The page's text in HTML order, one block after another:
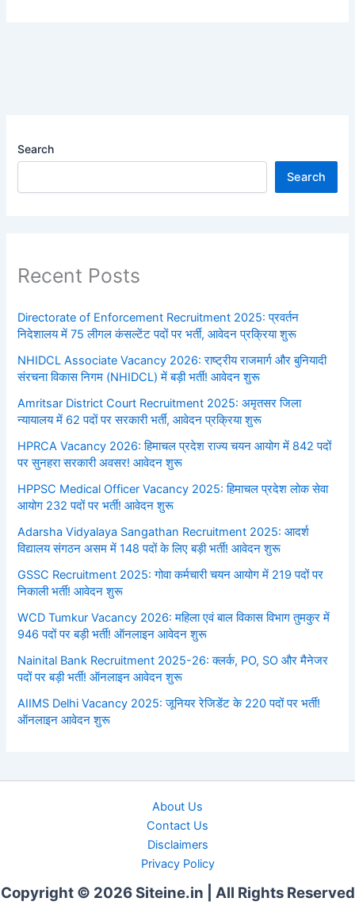
Search
Search
Recent Posts
Directorate of Enforcement Recruitment 2025: प्रवर्तन
निदेशालय में 75 लीगल कंसल्टेंट पदों पर भर्ती, आवेदन प्रक्रिया शुरू
NHIDCL Associate Vacancy 2026: राष्ट्रीय राजमार्ग और बुनियादी
संरचना विकास निगम (NHIDCL) में बड़ी भर्ती! आवेदन शुरू
Amritsar District Court Recruitment 2025: अमृतसर जिला
न्यायालय में 62 पदों पर सरकारी भर्ती, आवेदन प्रक्रिया शुरू
HPRCA Vacancy 2026: हिमाचल प्रदेश राज्य चयन आयोग में 842 पदों
पर सुनहरा सरकारी अवसर! आवेदन शुरू
HPPSC Medical Officer Vacancy 2025: हिमाचल प्रदेश लोक सेवा
आयोग 232 पदों पर भर्ती! आवेदन शुरू
Adarsha Vidyalaya Sangathan Recruitment 2025: आदर्श
विद्यालय संगठन असम में 148 पदों के लिए बड़ी भर्ती! आवेदन शुरू
GSSC Recruitment 2025: गोवा कर्मचारी चयन आयोग में 219 पदों पर
निकाली भर्ती! आवेदन शुरू
WCD Tumkur Vacancy 2026: महिला एवं बाल विकास विभाग तुमकुर में
946 पदों पर बड़ी भर्ती! ऑनलाइन आवेदन शुरू
Nainital Bank Recruitment 2025-26: क्लर्क, PO, SO और मैनेजर
पदों पर बड़ी भर्ती! ऑनलाइन आवेदन शुरू
AIIMS Delhi Vacancy 2025: जूनियर रेजिडेंट के 220 पदों पर भर्ती!
ऑनलाइन आवेदन शुरू
About Us
Contact Us
Disclaimers
Privacy Policy
Copyright © 2026 Siteine.in | All Rights Reserved